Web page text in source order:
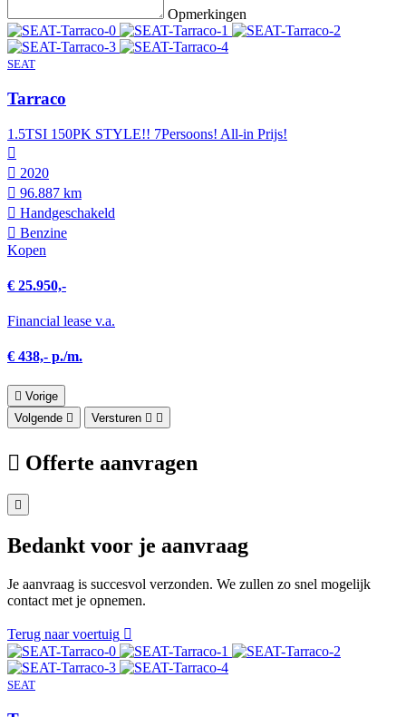
Opmerkingen
SEAT
Tarraco
1.5TSI 150PK STYLE!! 7Persoons! All-in Prijs!
2020
96.887 km
Hand­geschakeld
Benzine
Kopen
€ 25.950,-
Financial lease v.a.
€ 438,- p./m.
Vorige
Volgende
Versturen
Offerte aanvragen
Bedankt voor je aanvraag
Je aanvraag is succesvol verzonden. We zullen zo snel mogelijk
contact met je opnemen.
Terug naar voertuig
SEAT